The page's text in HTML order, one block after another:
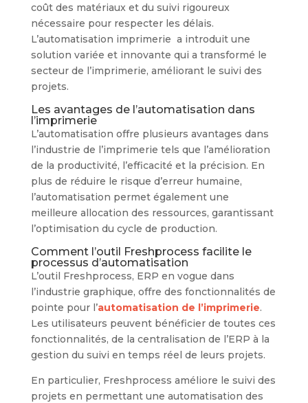
coût des matériaux et du suivi rigoureux
nécessaire pour respecter les délais.
L’automatisation imprimerie a introduit une
solution variée et innovante qui a transformé le
secteur de l’imprimerie, améliorant le suivi des
projets.
Les avantages de l’automatisation dans
l’imprimerie
L’automatisation offre plusieurs avantages dans
l’industrie de l’imprimerie tels que l’amélioration
de la productivité, l’efficacité et la précision. En
plus de réduire le risque d’erreur humaine,
l’automatisation permet également une
meilleure allocation des ressources, garantissant
l’optimisation du cycle de production.
Comment l’outil Freshprocess facilite le
processus d’automatisation
L’outil Freshprocess, ERP en vogue dans
l’industrie graphique, offre des fonctionnalités de
pointe pour l’automatisation de l’imprimerie.
Les utilisateurs peuvent bénéficier de toutes ces
fonctionnalités, de la centralisation de l’ERP à la
gestion du suivi en temps réel de leurs projets.
En particulier, Freshprocess améliore le suivi des
projets en permettant une automatisation des